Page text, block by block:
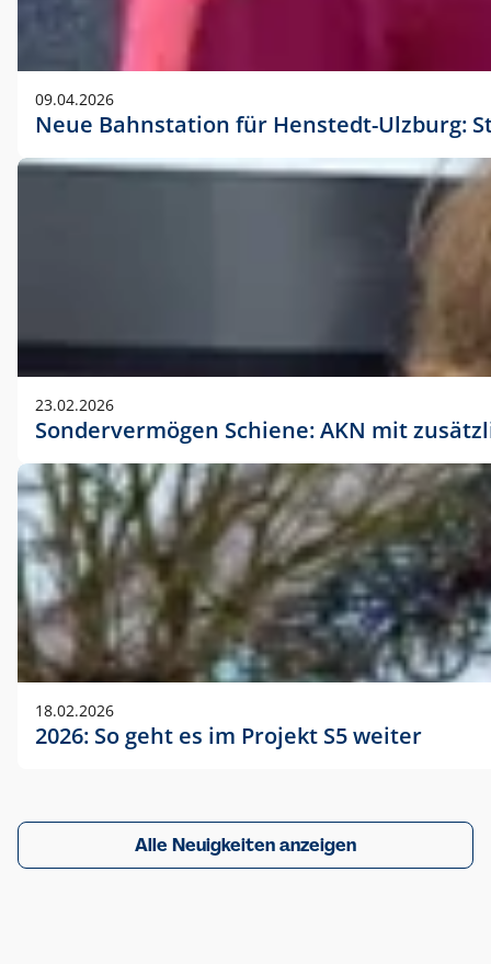
09.04.2026
Neue Bahnstation für Henstedt-Ulzburg:
23.02.2026
Sondervermögen Schiene: AKN mit
18.02.2026
2026: So geht es im Projekt S5 weiter
Alle Neuigkeiten anzeigen